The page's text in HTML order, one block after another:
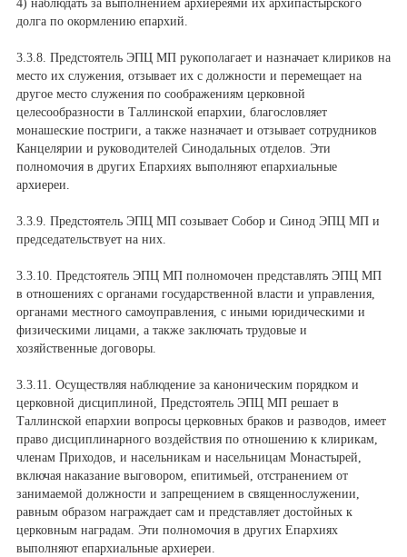
4) наблюдать за выполнением архиереями их архипастырского
долга по окормлению епархий.
3.3.8. Предстоятель ЭПЦ МП рукополагает и назначает клириков на
место их служения, отзывает их с должности и перемещает на
другое место служения по соображениям церковной
целесообразности в Таллинской епархии, благословляет
монашеские постриги, а также назначает и отзывает сотрудников
Канцелярии и руководителей Синодальных отделов. Эти
полномочия в других Епархиях выполняют епархиальные
архиереи.
3.3.9. Предстоятель ЭПЦ МП созывает Собор и Синод ЭПЦ МП и
председательствует на них.
3.3.10. Предстоятель ЭПЦ МП полномочен представлять ЭПЦ МП
в отношениях с органами государственной власти и управления,
органами местного самоуправления, с иными юридическими и
физическими лицами, а также заключать трудовые и
хозяйственные договоры.
3.3.11. Осуществляя наблюдение за каноническим порядком и
церковной дисциплиной, Предстоятель ЭПЦ МП решает в
Таллинской епархии вопросы церковных браков и разводов, имеет
право дисциплинарного воздействия по отношению к клирикам,
членам Приходов, и насельникам и насельницам Монастырей,
включая наказание выговором, епитимьей, отстранением от
занимаемой должности и запрещением в священнослужении,
равным образом награждает сам и представляет достойных к
церковным наградам. Эти полномочия в других Епархиях
выполняют епархиальные архиереи.